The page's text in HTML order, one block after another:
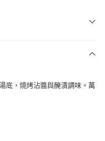
底，燒烤沾醬與醃漬調味。萬